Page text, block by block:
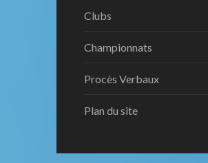
Clubs
Championnats
Procès Verbaux
Plan du site